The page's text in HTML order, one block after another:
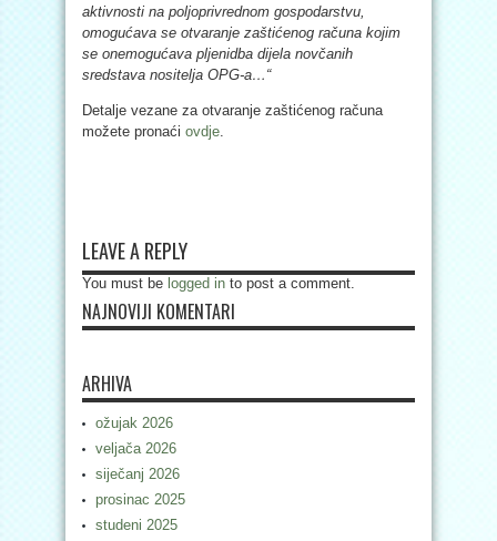
aktivnosti na poljoprivrednom gospodarstvu,
omogućava se otvaranje zaštićenog računa kojim
se onemogućava pljenidba dijela novčanih
sredstava nositelja OPG-a…“
Detalje vezane za otvaranje zaštićenog računa
možete pronaći ovdje.
LEAVE A REPLY
You must be logged in to post a comment.
NAJNOVIJI KOMENTARI
ARHIVA
ožujak 2026
veljača 2026
siječanj 2026
prosinac 2025
studeni 2025